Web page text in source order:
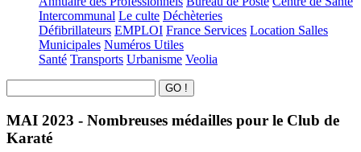
Intercommunal Le culte Déchèteries
Défibrillateurs EMPLOI France Services Location Salles
Municipales Numéros Utiles
Santé Transports Urbanisme Veolia
MAI 2023 - Nombreuses médailles pour le Club de
Karaté